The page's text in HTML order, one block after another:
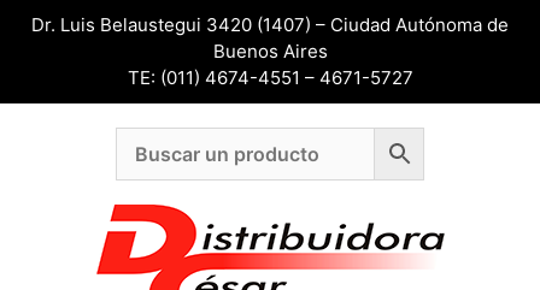
SaltarDr. Luis Belaustegui 3420 (1407) – Ciudad Autónoma de
Buenos Aires
TE: (011) 4674-4551 – 4671-5727